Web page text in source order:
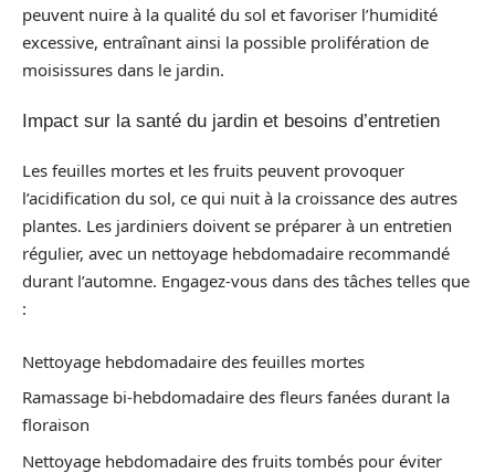
peuvent nuire à la qualité du sol et favoriser l’humidité
excessive, entraînant ainsi la possible prolifération de
moisissures dans le jardin.
Impact sur la santé du jardin et besoins d’entretien
Les feuilles mortes et les fruits peuvent provoquer
l’acidification du sol, ce qui nuit à la croissance des autres
plantes. Les jardiniers doivent se préparer à un entretien
régulier, avec un nettoyage hebdomadaire recommandé
durant l’automne. Engagez-vous dans des tâches telles que
:
Nettoyage hebdomadaire des feuilles mortes
Ramassage bi-hebdomadaire des fleurs fanées durant la
floraison
Nettoyage hebdomadaire des fruits tombés pour éviter